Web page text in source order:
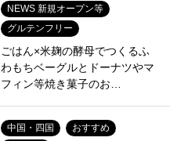
NEWS 新規オープン等
グルテンフリー
ごはん×米麹の酵母でつくるふ
わもちベーグルとドーナツやマ
フィン等焼き菓子のお…
中国・四国
おすすめ